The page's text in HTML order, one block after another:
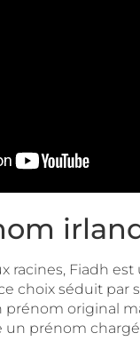
racines, Fiadh
choix séduit par
prénom original
prénom chargé